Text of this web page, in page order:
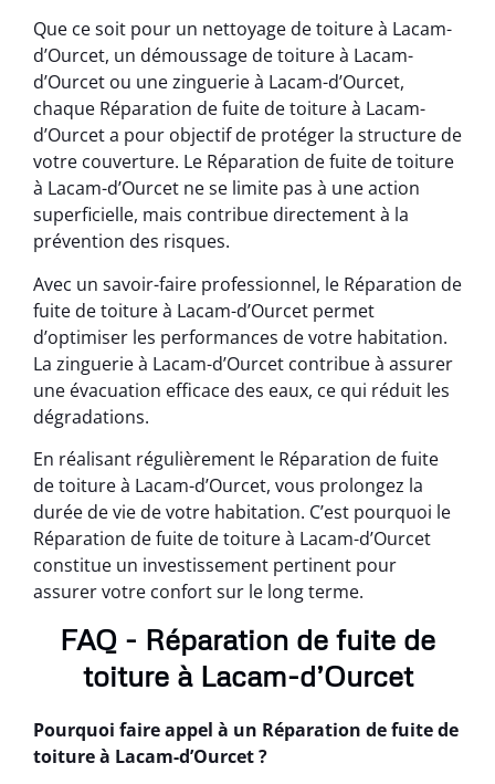
Que ce soit pour un nettoyage de toiture à Lacam-
d’Ourcet, un démoussage de toiture à Lacam-
d’Ourcet ou une zinguerie à Lacam-d’Ourcet,
chaque Réparation de fuite de toiture à Lacam-
d’Ourcet a pour objectif de protéger la structure de
votre couverture. Le Réparation de fuite de toiture
à Lacam-d’Ourcet ne se limite pas à une action
superficielle, mais contribue directement à la
prévention des risques.
Avec un savoir-faire professionnel, le Réparation de
fuite de toiture à Lacam-d’Ourcet permet
d’optimiser les performances de votre habitation.
La zinguerie à Lacam-d’Ourcet contribue à assurer
une évacuation efficace des eaux, ce qui réduit les
dégradations.
En réalisant régulièrement le Réparation de fuite
de toiture à Lacam-d’Ourcet, vous prolongez la
durée de vie de votre habitation. C’est pourquoi le
Réparation de fuite de toiture à Lacam-d’Ourcet
constitue un investissement pertinent pour
assurer votre confort sur le long terme.
FAQ - Réparation de fuite de
toiture à Lacam-d’Ourcet
Pourquoi faire appel à un Réparation de fuite de
toiture à Lacam-d’Ourcet ?